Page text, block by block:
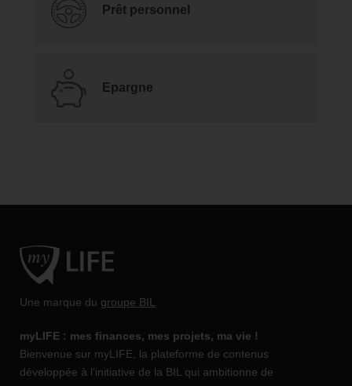
Prêt personnel
Epargne
Une marque du groupe BIL
myLIFE : mes finances, mes projets, ma vie !
Bienvenue sur myLIFE, la plateforme de contenus
développée à l’initiative de la BIL qui ambitionne de